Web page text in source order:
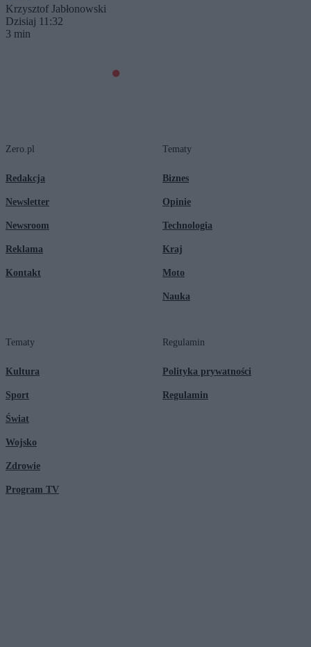
Krzysztof Jabłonowski
Dzisiaj 11:32
3 min
Zero.pl
Redakcja
Newsletter
Newsroom
Reklama
Kontakt
Tematy
Biznes
Opinie
Technologia
Kraj
Moto
Nauka
Tematy
Kultura
Sport
Świat
Wojsko
Zdrowie
Program TV
Regulamin
Polityka prywatności
Regulamin